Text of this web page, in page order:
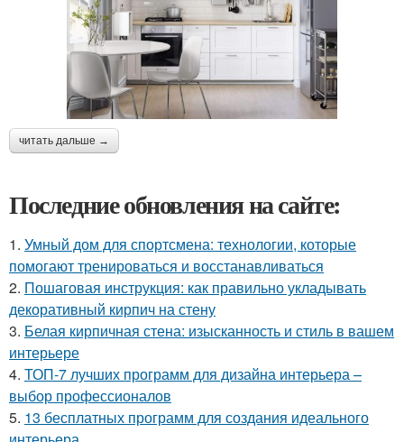
читать дальше →
Последние обновления на сайте:
1. Умный дом для спортсмена: технологии, которые
помогают тренироваться и восстанавливаться
2. Пошаговая инструкция: как правильно укладывать
декоративный кирпич на стену
3. Белая кирпичная стена: изысканность и стиль в вашем
интерьере
4. ТОП-7 лучших программ для дизайна интерьера –
выбор профессионалов
5. 13 бесплатных программ для создания идеального